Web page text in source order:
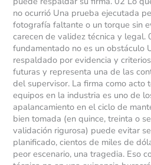
no ocurrió Una prueba ejecutada
fotografía faltante o un torque sin
carecen de validez técnica y legal.
fundamentado no es un obstáculo
respaldado por evidencia y
futuras y representa una de las
del supervisor. La firma como acto
equipos en la industria es uno de
apalancamiento en el ciclo de
bien tomada (en quince, treinta o
validación rigurosa) puede evitar
planificado, cientos de miles de
peor escenario, una tragedia. Eso